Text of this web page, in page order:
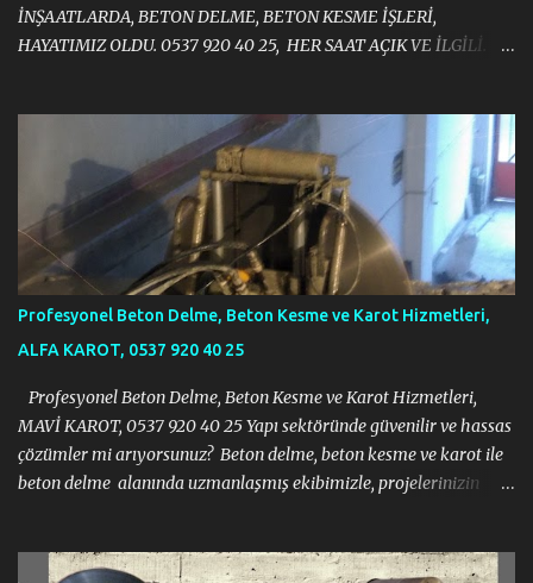
İNŞAATLARDA, BETON DELME, BETON KESME İŞLERİ,
HAYATIMIZ OLDU. 0537 920 40 25, HER SAAT AÇIK VE İLGİLİ.
Profesyonel Beton Delme, Beton Kesme ve Karot Hizmetleri,
ALFA KAROT, 0537 920 40 25
Profesyonel Beton Delme, Beton Kesme ve Karot Hizmetleri,
MAVİ KAROT, 0537 920 40 25 Yapı sektöründe güvenilir ve hassas
çözümler mi arıyorsunuz? Beton delme, beton kesme ve karot ile
beton delme alanında uzmanlaşmış ekibimizle, projelerinizin
veya yıkım projelerinizde ihtiyacınız olan her türlü beton kesme